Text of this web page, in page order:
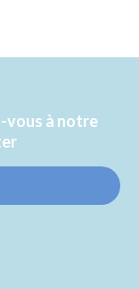
vous à notre